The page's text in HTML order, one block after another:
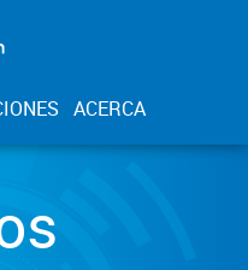
ACERCA